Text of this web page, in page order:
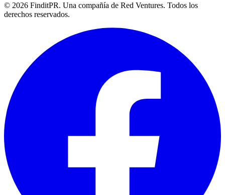
© 2026 FinditPR. Una compañía de Red Ventures. Todos los
derechos reservados.